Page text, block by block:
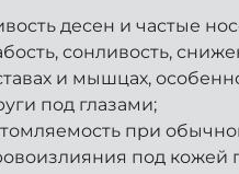
десен и частые
сонливость,
и мышцах,
под глазами;
при
под кожей